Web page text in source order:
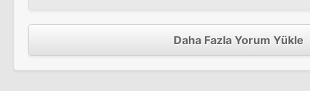
Daha Fazla Yorum Yükle